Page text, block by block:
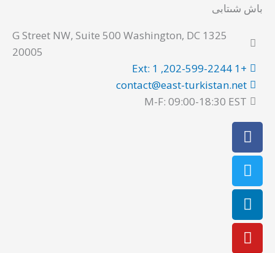
باش شىتابى
1325 G Street NW, Suite 500 Washington, DC
20005
+1 202-599-2244, Ext: 1
contact@east-turkistan.net
M-F: 09:00-18:30 EST
Facebook
Twitter
Linkedin
Youtube
Instagram